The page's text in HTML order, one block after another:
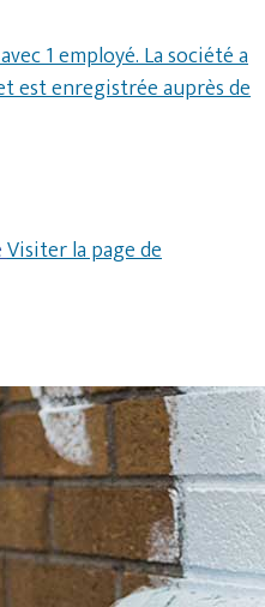
1 employé. La société a
est enregistrée auprès de
Visiter la page de